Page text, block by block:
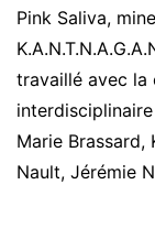
Pink Saliva,
travaillé avec la
interdisciplinaire
Marie Brassard,
Nault, Jérémie